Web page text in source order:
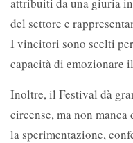
del settore e
I vincitori sono scelti
capacità di emozionare
Inoltre, il Festival dà
circense, ma non
la sperimentazione,